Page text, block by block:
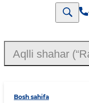
Bosh sahifa
Аqlli shahar